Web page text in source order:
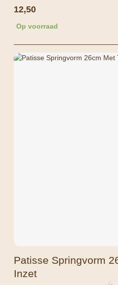
12,50
Op voorraad
Patisse Springvorm
Inzet